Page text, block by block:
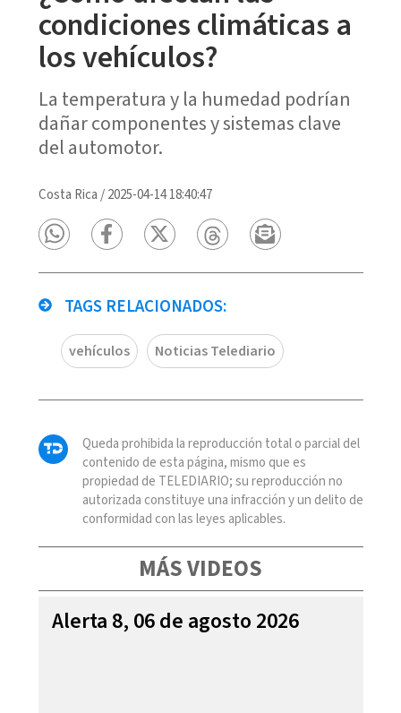
condiciones climáticas a
los vehículos?
La temperatura y la humedad podrían
dañar componentes y sistemas clave
del automotor.
Costa Rica /2025-04-14 18:40:47
TAGS RELACIONADOS:
vehículos Noticias Telediario
Queda prohibida la reproducción total o parcial del
contenido de esta página, mismo que es
propiedad de TELEDIARIO; su reproducción no
autorizada constituye una infracción y un delito de
conformidad con las leyes aplicables.
MÁS VIDEOS
Alerta 8, 06 de agosto 2026